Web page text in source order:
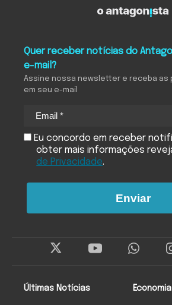
Últimas Notícias Economia
Quer receber notícias do
e-mail?
Assine nossa newsletter e receba as
em seu e-mail
Eu concordo em receber
obter mais informações
de Privacidade.
Enviar